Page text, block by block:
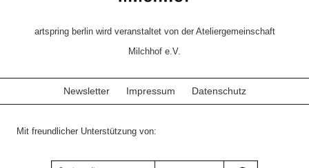
artspring berlin wird veranstaltet von der Ateliergemeinschaft
Milchhof e.V.
Newsletter Impressum Datenschutz
Mit freundlicher Unterstützung von: